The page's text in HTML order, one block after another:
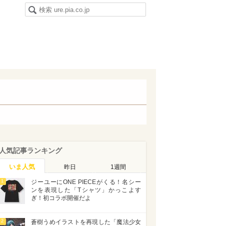
人気記事ランキング
いま人気 昨日 1週間
1
ジーユーにONE PIECEがくる！名シー
ンを表現した「Tシャツ」かっこよす
ぎ！初コラボ開催だよ
2
蒼樹うめイラストを再現した「魔法少女